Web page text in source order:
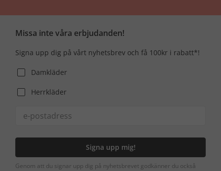
Missa inte våra erbjudanden!
Signa upp dig på vårt nyhetsbrev och få 100kr i rabatt*!
Damkläder
Herrkläder
Signa upp mig!
Genom att du signar upp dig på nyhetsbrevet godkänner du också